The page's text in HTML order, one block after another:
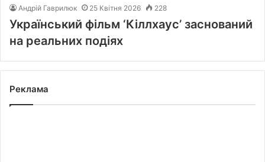
Андрій Гаврилюк 25 Квітня 2026 228
Український фільм ‘Кіллхаус’ заснований
на реальних подіях
Реклама